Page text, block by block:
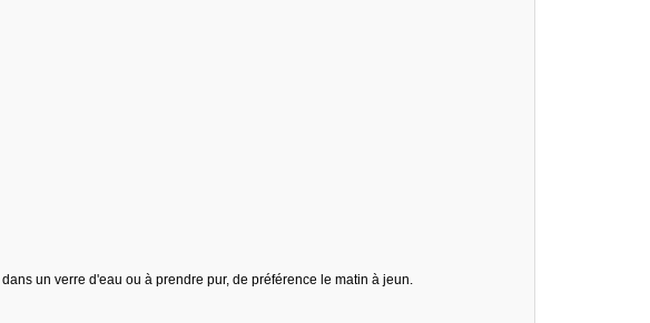
un verre d'eau ou à prendre pur, de préférence le matin à jeun.